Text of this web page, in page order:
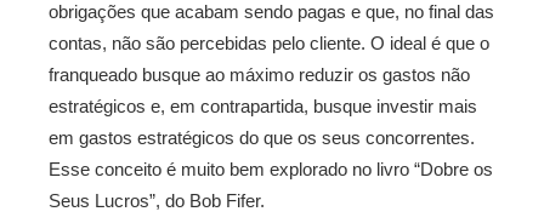
obrigações que acabam sendo pagas e que, no final das
contas, não são percebidas pelo cliente. O ideal é que o
franqueado busque ao máximo reduzir os gastos não
estratégicos e, em contrapartida, busque investir mais
em gastos estratégicos do que os seus concorrentes.
Esse conceito é muito bem explorado no livro “Dobre os
Seus Lucros”, do Bob Fifer.